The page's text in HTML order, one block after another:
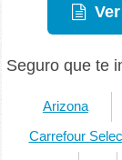
Seguro que te
Arizona
Carrefour